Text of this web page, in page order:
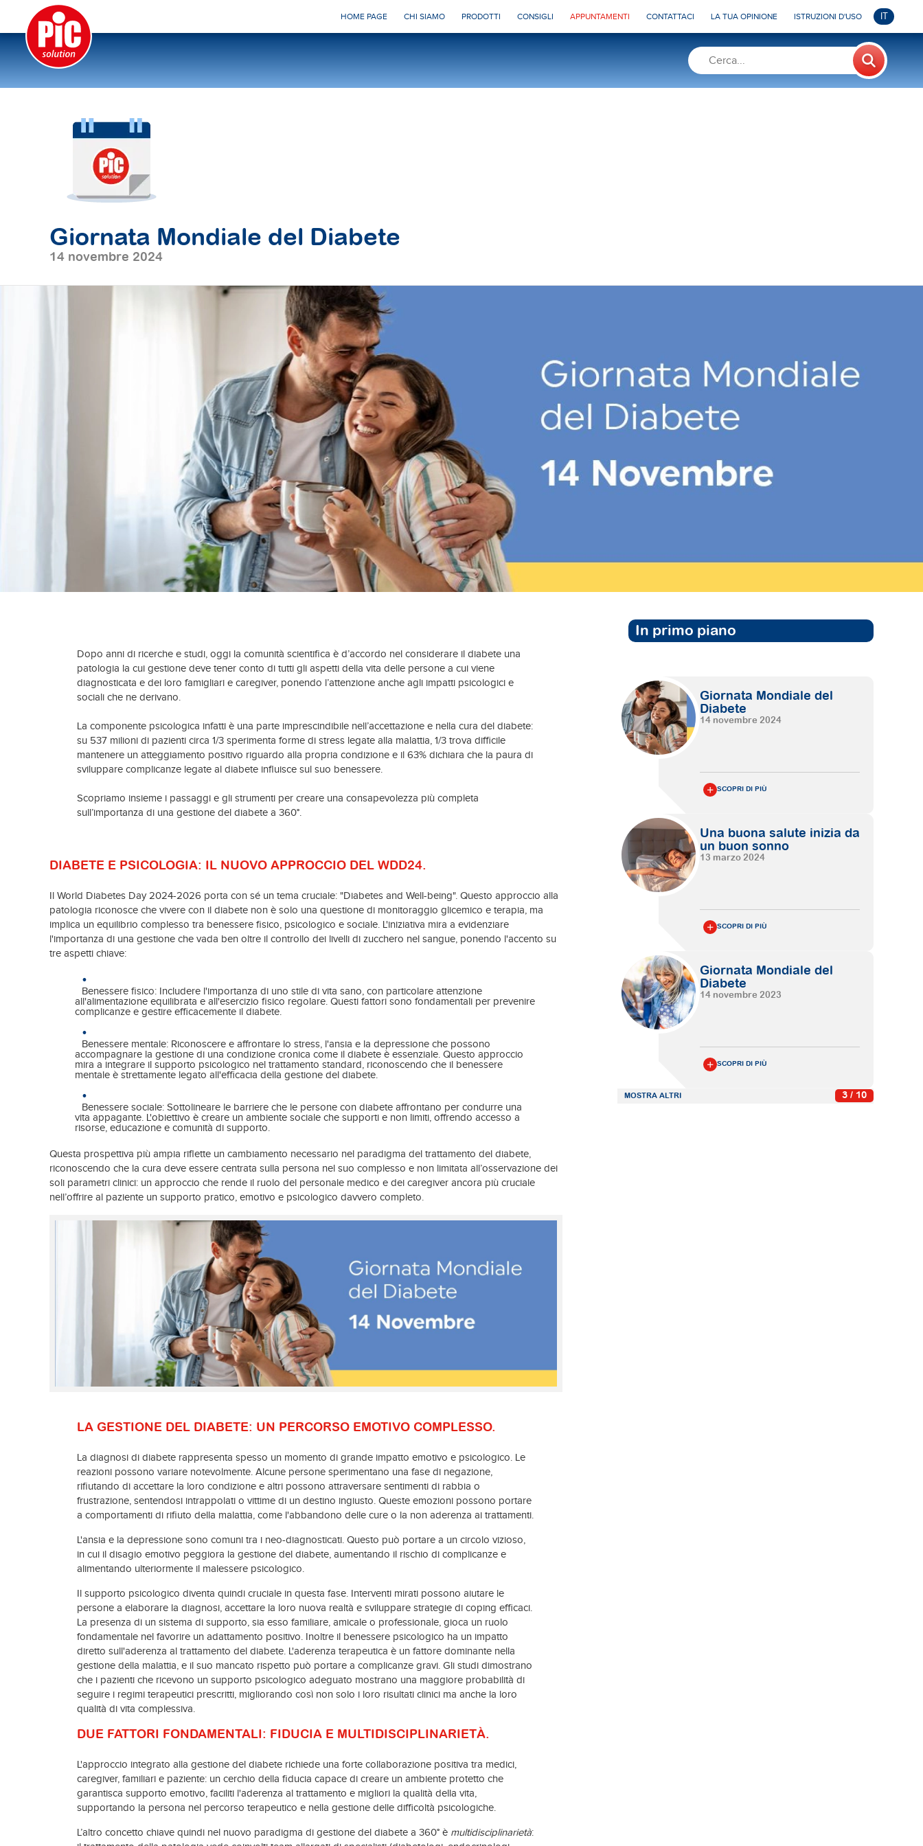
HOME PAGE CHI SIAMO PRODOTTI CONSIGLI APPUNTAMENTI CONTATTACI LA TUA OPINIONE ISTRUZIONI D'USO IT
Giornata Mondiale del Diabete
14 novembre 2024
Dopo anni di ricerche e studi, oggi la comunità scientifica è d’accordo nel considerare il diabete una
patologia la cui gestione deve tener conto di tutti gli aspetti della vita delle persone a cui viene
diagnosticata e dei loro famigliari e caregiver, ponendo l’attenzione anche agli impatti psicologici e
sociali che ne derivano.
La componente psicologica infatti è una parte imprescindibile nell’accettazione e nella cura del diabete:
su 537 milioni di pazienti circa 1/3 sperimenta forme di stress legate alla malattia, 1/3 trova difficile
mantenere un atteggiamento positivo riguardo alla propria condizione e il 63% dichiara che la paura di
sviluppare complicanze legate al diabete influisce sul suo benessere.
Scopriamo insieme i passaggi e gli strumenti per creare una consapevolezza più completa
sull’importanza di una gestione del diabete a 360°.
DIABETE E PSICOLOGIA: IL NUOVO APPROCCIO DEL WDD24.
Il World Diabetes Day 2024-2026 porta con sé un tema cruciale: "Diabetes and Well-being". Questo approccio alla
patologia riconosce che vivere con il diabete non è solo una questione di monitoraggio glicemico e terapia, ma
implica un equilibrio complesso tra benessere fisico, psicologico e sociale. L'iniziativa mira a evidenziare
l'importanza di una gestione che vada ben oltre il controllo dei livelli di zucchero nel sangue, ponendo l'accento su
tre aspetti chiave:
Benessere fisico: Includere l'importanza di uno stile di vita sano, con particolare attenzione
all'alimentazione equilibrata e all'esercizio fisico regolare. Questi fattori sono fondamentali per prevenire
complicanze e gestire efficacemente il diabete.
Benessere mentale: Riconoscere e affrontare lo stress, l'ansia e la depressione che possono
accompagnare la gestione di una condizione cronica come il diabete è essenziale. Questo approccio
mira a integrare il supporto psicologico nel trattamento standard, riconoscendo che il benessere
mentale è strettamente legato all'efficacia della gestione del diabete.
Benessere sociale: Sottolineare le barriere che le persone con diabete affrontano per condurre una
vita appagante. L'obiettivo è creare un ambiente sociale che supporti e non limiti, offrendo accesso a
risorse, educazione e comunità di supporto.
Questa prospettiva più ampia riflette un cambiamento necessario nel paradigma del trattamento del diabete,
riconoscendo che la cura deve essere centrata sulla persona nel suo complesso e non limitata all’osservazione dei
soli parametri clinici: un approccio che rende il ruolo del personale medico e dei caregiver ancora più cruciale
nell’offrire al paziente un supporto pratico, emotivo e psicologico davvero completo.
LA GESTIONE DEL DIABETE: UN PERCORSO EMOTIVO COMPLESSO.
La diagnosi di diabete rappresenta spesso un momento di grande impatto emotivo e psicologico. Le
reazioni possono variare notevolmente. Alcune persone sperimentano una fase di negazione,
rifiutando di accettare la loro condizione e altri possono attraversare sentimenti di rabbia o
frustrazione, sentendosi intrappolati o vittime di un destino ingiusto. Queste emozioni possono portare
a comportamenti di rifiuto della malattia, come l'abbandono delle cure o la non aderenza ai trattamenti.
L'ansia e la depressione sono comuni tra i neo-diagnosticati. Questo può portare a un circolo vizioso,
in cui il disagio emotivo peggiora la gestione del diabete, aumentando il rischio di complicanze e
alimentando ulteriormente il malessere psicologico.
Il supporto psicologico diventa quindi cruciale in questa fase. Interventi mirati possono aiutare le
persone a elaborare la diagnosi, accettare la loro nuova realtà e sviluppare strategie di coping efficaci.
La presenza di un sistema di supporto, sia esso familiare, amicale o professionale, gioca un ruolo
fondamentale nel favorire un adattamento positivo. Inoltre il benessere psicologico ha un impatto
diretto sull'aderenza al trattamento del diabete. L'aderenza terapeutica è un fattore dominante nella
gestione della malattia, e il suo mancato rispetto può portare a complicanze gravi. Gli studi dimostrano
che i pazienti che ricevono un supporto psicologico adeguato mostrano una maggiore probabilità di
seguire i regimi terapeutici prescritti, migliorando così non solo i loro risultati clinici ma anche la loro
qualità di vita complessiva.
DUE FATTORI FONDAMENTALI: FIDUCIA E MULTIDISCIPLINARIETÀ.
L'approccio integrato alla gestione del diabete richiede una forte collaborazione positiva tra medici,
caregiver, familiari e paziente: un cerchio della fiducia capace di creare un ambiente protetto che
garantisca supporto emotivo, faciliti l'aderenza al trattamento e migliori la qualità della vita,
supportando la persona nel percorso terapeutico e nella gestione delle difficoltà psicologiche.
L’altro concetto chiave quindi nel nuovo paradigma di gestione del diabete a 360° è multidisciplinarietà:
In primo piano
Giornata Mondiale del
Diabete
14 novembre 2024
SCOPRI DI PIÙ
Una buona salute inizia da
un buon sonno
13 marzo 2024
SCOPRI DI PIÙ
Giornata Mondiale del
Diabete
14 novembre 2023
SCOPRI DI PIÙ
MOSTRA ALTRI 3 / 10